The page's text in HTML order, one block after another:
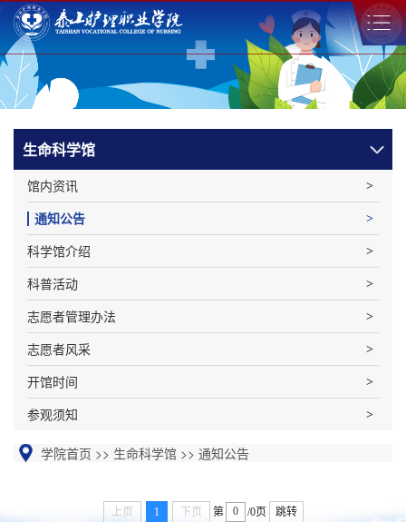
生命科学馆
馆内资讯
通知公告
科学馆介绍
科普活动
志愿者管理办法
志愿者风采
开馆时间
参观须知
学院首页 >> 生命科学馆 >> 通知公告
上页 1 下页 第 /0页 跳转